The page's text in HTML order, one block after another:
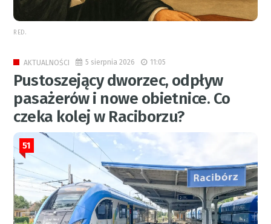
RED.
AKTUALNOŚCI 5 sierpnia 2026 11:05
Pustoszejący dworzec, odpływ
pasażerów i nowe obietnice. Co
czeka kolej w Raciborzu?
51